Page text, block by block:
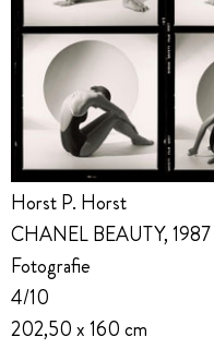
Horst P. Horst
CHANEL BEAUTY, 1987
Fotografie
4/10
202,50 x 160 cm